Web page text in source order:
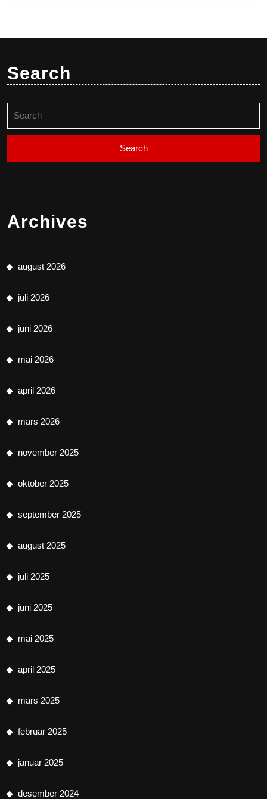
Search
for:
Archives
august 2026
juli 2026
juni 2026
mai 2026
april 2026
mars 2026
november 2025
oktober 2025
september 2025
august 2025
juli 2025
juni 2025
mai 2025
april 2025
mars 2025
februar 2025
januar 2025
desember 2024